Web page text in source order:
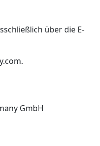
über die E-
GmbH